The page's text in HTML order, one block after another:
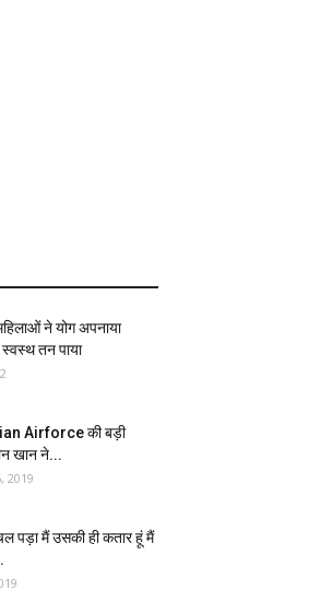
ने योग अपनाया
तन पाया
Airforce की बड़ी
खान ने...
2019
पड़ा मैं उसकी ही कतार हूं मैं